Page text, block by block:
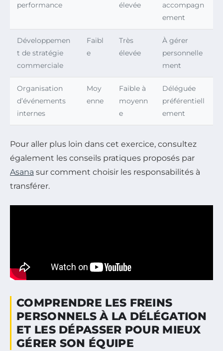
performance
élevée
accompagn
ement
Développemen
t de stratégie
commerciale
Faibl
e
Très
élevée
À gérer
personnelle
ment
Organisation
d’événements
internes
Moy
enne
Faible à
moyenn
e
Déléguée
préférentiell
ement
Pour aller plus loin dans cet exercice, consultez
également les conseils pratiques proposés par
Asana sur comment choisir les responsabilités à
transférer.
COMPRENDRE LES FREINS
PERSONNELS À LA DÉLÉGATION
ET LES DÉPASSER POUR MIEUX
GÉRER SON ÉQUIPE